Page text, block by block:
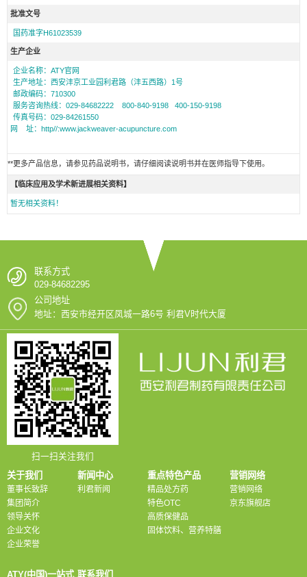
批准文号
国药准字H61023539
生产企业
企业名称：ATY官网
生产地址：西安沣京工业园利君路（沣五西路）1号
邮政编码：710300
服务咨询热线：029-84682222 800-840-9198 400-150-9198
传真号码：029-84261550
网 址：http//:www.jackweaver-acupuncture.com
**更多产品信息，请参见药品说明书，请仔细阅读说明书并在医师指导下使用。
【临床应用及学术新进展相关资料】
暂无相关资料！
联系方式
029-84682295
公司地址
地址：西安市经开区凤城一路6号 利君V时代大厦
扫一扫关注我们
关于我们
董事长致辞
集团简介
领导关怀
企业文化
企业荣誉
新闻中心
利君新闻
重点特色产品
精品处方药
特色OTC
高质保健品
固体饮料、营养特膳
营销网络
营销网络
京东旗舰店
ATY(中国)一站式 联系我们